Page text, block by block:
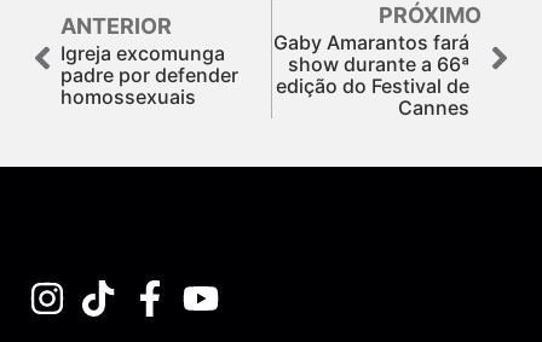
ANTERIOR
Igreja excomunga
padre por defender
homossexuais
PRÓXIMO
Gaby Amarantos fará
show durante a 66ª
edição do Festival de
Cannes